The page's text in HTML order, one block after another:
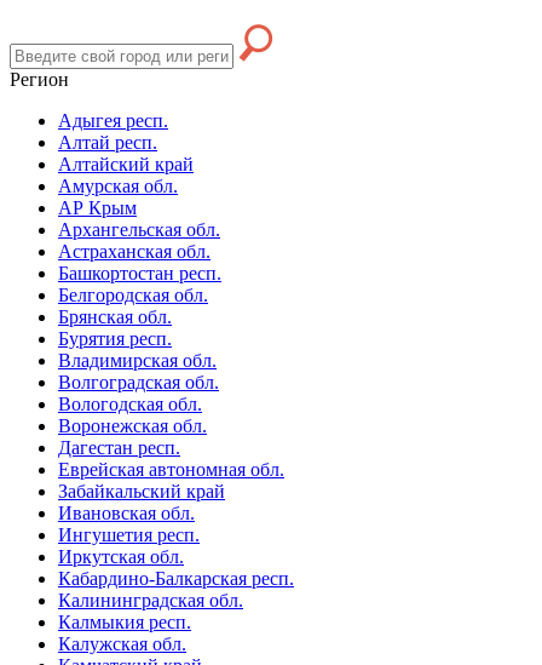
Регион
Адыгея респ.
Алтай респ.
Алтайский край
Амурская обл.
АР Крым
Архангельская обл.
Астраханская обл.
Башкортостан респ.
Белгородская обл.
Брянская обл.
Бурятия респ.
Владимирская обл.
Волгоградская обл.
Вологодская обл.
Воронежская обл.
Дагестан респ.
Еврейская автономная обл.
Забайкальский край
Ивановская обл.
Ингушетия респ.
Иркутская обл.
Кабардино-Балкарская респ.
Калининградская обл.
Калмыкия респ.
Калужская обл.